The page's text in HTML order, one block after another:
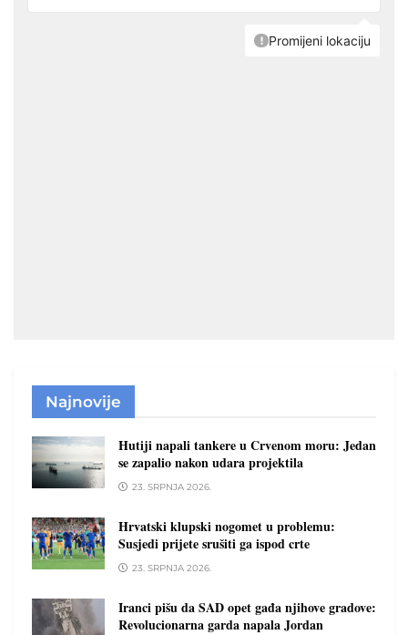
Najnovije
Hutiji napali tankere u Crvenom moru: Jedan
se zapalio nakon udara projektila
23. SRPNJA 2026.
Hrvatski klupski nogomet u problemu:
Susjedi prijete srušiti ga ispod crte
23. SRPNJA 2026.
Iranci pišu da SAD opet gađa njihove gradove:
Revolucionarna garda napala Jordan